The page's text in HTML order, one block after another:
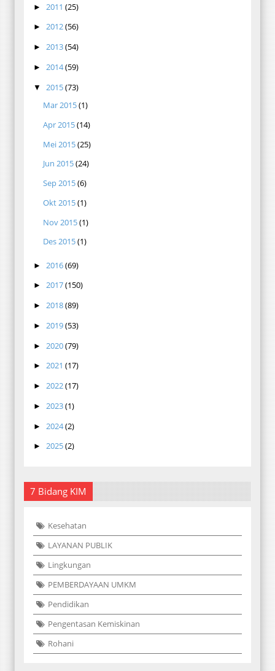
► 2011 (25)
► 2012(56)
► 2013(54)
► 2014(59)
▼ 2015(73)
Mar 2015(1)
Apr 2015(14)
Mei 2015(25)
Jun 2015(24)
Sep 2015(6)
Okt 2015(1)
Nov 2015(1)
Des 2015(1)
► 2016(69)
► 2017(150)
► 2018(89)
► 2019(53)
► 2020(79)
► 2021 (17)
► 2022(17)
► 2023(1)
► 2024(2)
► 2025(2)
7 Bidang KIM
Kesehatan
LAYANAN PUBLIK
Lingkungan
PEMBERDAYAAN UMKM
Pendidikan
Pengentasan Kemiskinan
Rohani